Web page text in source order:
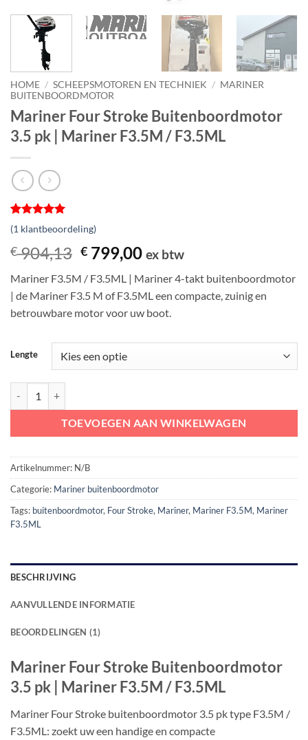
HOME / SCHEEPSMOTOREN EN TECHNIEK / MARINER
BUITENBOORDMOTOR
Mariner Four Stroke Buitenboordmotor
3.5 pk | Mariner F3.5M / F3.5ML
Gewaardeerd
5op 5
gebaseerd
op
1
(1 klantbeoordeling)
€904,13 Oorspronkelijke
was:
€ 904,13.
€ 799,00Huidige
is:
€ 799,00.
ex btw
Mariner F3.5M / F3.5ML | Mariner 4-takt buitenboordmotor
| de Mariner F3.5 M of F3.5ML een compacte, zuinig en
betrouwbare motor voor uw boot.
Lengte
TOEVOEGEN AAN WINKELWAGEN
Artikelnummer: N/B
Categorie: Mariner buitenboordmotor
Tags: buitenboordmotor, Four Stroke, Mariner, Mariner F3.5M, Mariner
F3.5ML
BESCHRIJVING
AANVULLENDE INFORMATIE
BEOORDELINGEN (1)
Mariner Four Stroke Buitenboordmotor
3.5 pk | Mariner F3.5M / F3.5ML
Mariner Four Stroke buitenboordmotor 3.5 pk type F3.5M /
F3.5ML: zoekt uw een handige en compacte